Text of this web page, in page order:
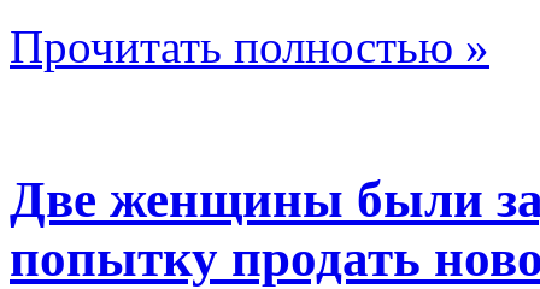
Прочитать полностью »
Две женщины были
попытку продать